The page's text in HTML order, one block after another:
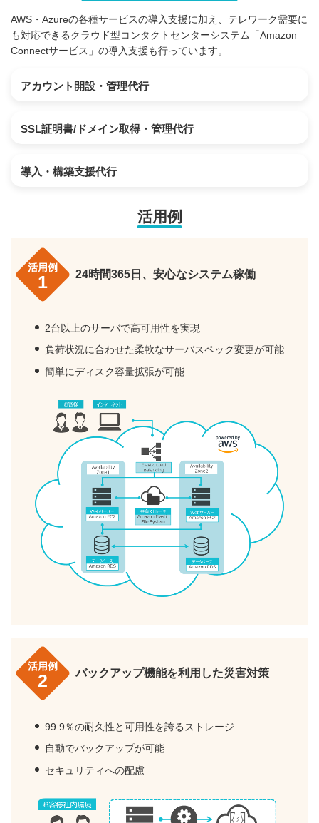
AWS・Azureの各種サービスの導入支援に加え、テレワーク需要に
も対応できるクラウド型コンタクトセンターシステム「Amazon
Connectサービス」の導入支援も行っています。
アカウント開設・管理代行
SSL証明書/ドメイン取得・管理代行
導入・構築支援代行
活用例
活用例
1 24時間365日、安心なシステム稼働
2台以上のサーバで高可用性を実現
負荷状況に合わせた柔軟なサーバスペック変更が可能
簡単にディスク容量拡張が可能
活用例
2 バックアップ機能を利用した災害対策
99.9％の耐久性と可用性を誇るストレージ
自動でバックアップが可能
セキュリティへの配慮